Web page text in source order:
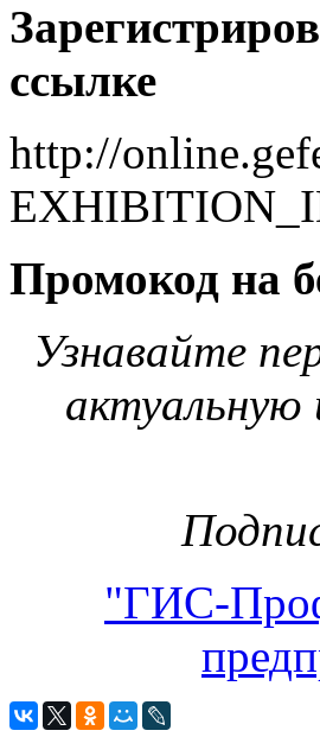
ссылке
http://
Промокод на
Узнавайте
"ГИС-